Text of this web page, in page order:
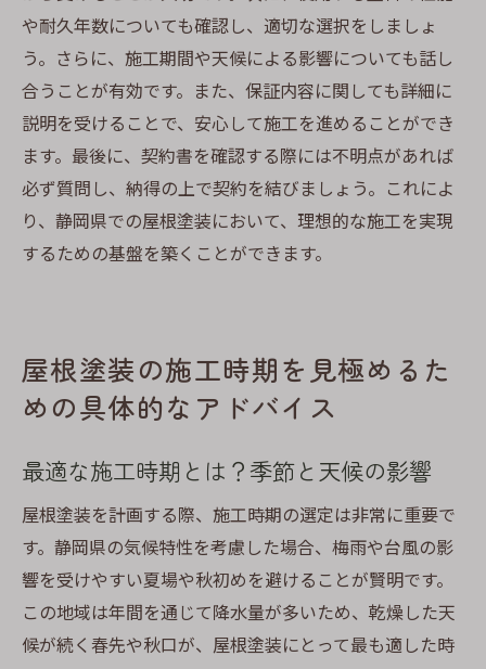
や耐久年数についても確認し、適切な選択をしましょ
う。さらに、施工期間や天候による影響についても話し
合うことが有効です。また、保証内容に関しても詳細に
説明を受けることで、安心して施工を進めることができ
ます。最後に、契約書を確認する際には不明点があれば
必ず質問し、納得の上で契約を結びましょう。これによ
り、静岡県での屋根塗装において、理想的な施工を実現
するための基盤を築くことができます。
屋根塗装の施工時期を見極めるた
めの具体的なアドバイス
最適な施工時期とは？季節と天候の影響
屋根塗装を計画する際、施工時期の選定は非常に重要で
す。静岡県の気候特性を考慮した場合、梅雨や台風の影
響を受けやすい夏場や秋初めを避けることが賢明です。
この地域は年間を通じて降水量が多いため、乾燥した天
候が続く春先や秋口が、屋根塗装にとって最も適した時